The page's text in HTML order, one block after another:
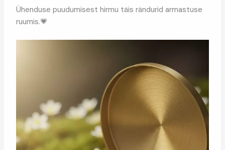
Ühenduse puudumisest hirmu täis rändurid armastuse
ruumis.💗